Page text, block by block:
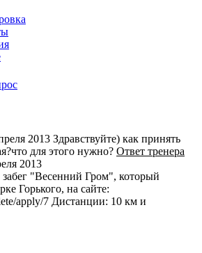
2013 Здравствуйте) как принять
для этого нужно? Ответ тренера
2013
"Весенний Гром", который
Горького, на сайте:
apply/7 Дистанции: 10 км и